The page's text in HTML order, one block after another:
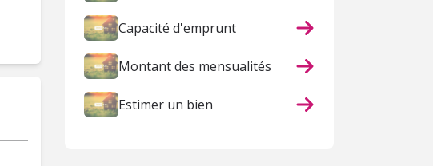
Capacité d'emprunt
Montant des mensualités
Estimer un bien